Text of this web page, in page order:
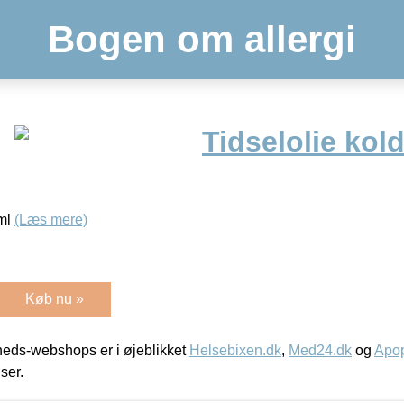
Bogen om allergi
Tidselolie
(Læs mere)
Køb nu »
webshops er i øjeblikket Helsebixen.dk, Med24.dk og